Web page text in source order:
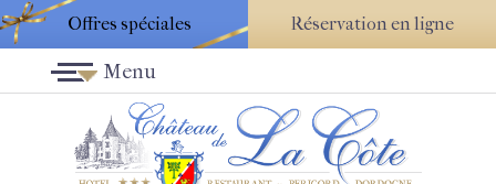
Offres spéciales Réservation en ligne
Menu